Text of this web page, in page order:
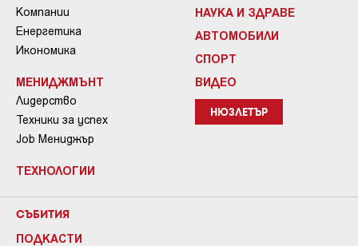
Компании
Енергетика
Икономика
МЕНИДЖМЪНТ
Лидерство
Техники за успех
Job Мениджър
ТЕХНОЛОГИИ
НАУКА И ЗДРАВЕ
АВТОМОБИЛИ
СПОРТ
ВИДЕО
НЮЗЛЕТЪР
СЪБИТИЯ
ПОДКАСТИ